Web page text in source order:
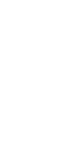
Zacharie